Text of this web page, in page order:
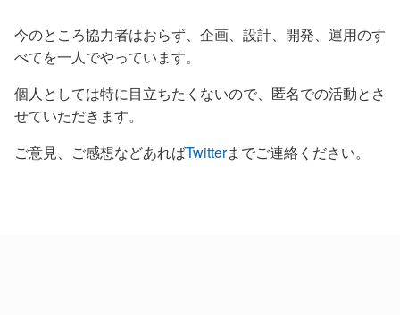
今のところ協力者はおらず、企画、設計、開発、運用のす
べてを一人でやっています。
個人としては特に目立ちたくないので、匿名での活動とさ
せていただきます。
ご意見、ご感想などあればTwitterまでご連絡ください。